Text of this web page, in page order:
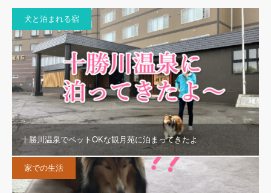
犬と泊まれる宿
十勝川温泉でペットOKな観月苑に泊まってきたよ
家での生活